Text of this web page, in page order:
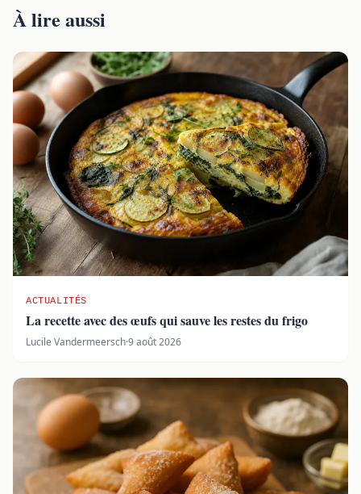
À lire aussi
ACTUALITÉS
La recette avec des œufs qui sauve les restes du frigo
Lucile Vandermeersch·9 août 2026